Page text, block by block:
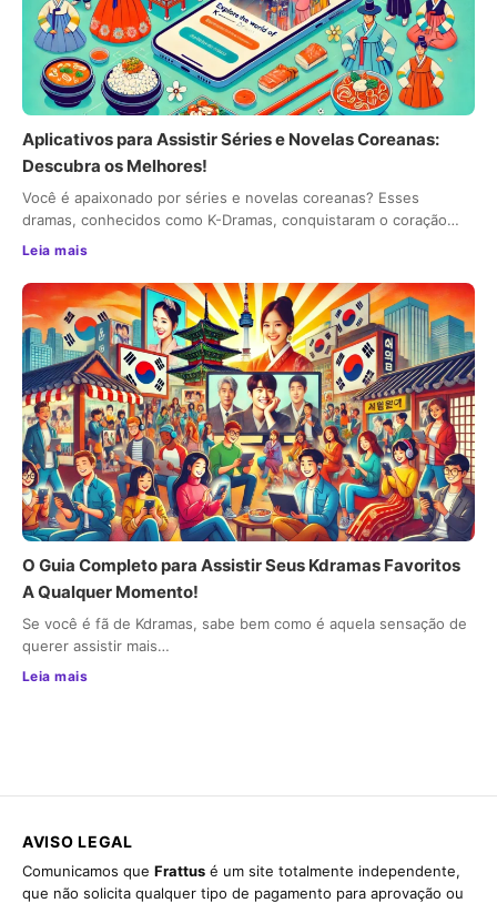
Aplicativos para Assistir Séries e Novelas Coreanas:
Descubra os Melhores!
Você é apaixonado por séries e novelas coreanas? Esses
dramas, conhecidos como K-Dramas, conquistaram o coração…
Leia mais
O Guia Completo para Assistir Seus Kdramas Favoritos
A Qualquer Momento!
Se você é fã de Kdramas, sabe bem como é aquela sensação de
querer assistir mais…
Leia mais
AVISO LEGAL
Comunicamos que Frattus é um site totalmente independente,
que não solicita qualquer tipo de pagamento para aprovação ou